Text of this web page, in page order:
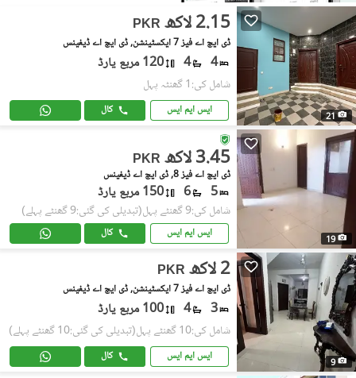
21
PKR 2.15 لاکھ
ڈی ایچ اے فیز 7 ایکسٹینشن, ڈی ایچ اے ڈیفینس
4
4 120 مربع یارڈ
شامل کی:1 گھنٹہ پہل
ایس ایم ایس کال
19
PKR 3.45 لاکھ
ڈی ایچ اے فیز 8, ڈی ایچ اے ڈیفینس
5
6 150 مربع یارڈ
شامل کی:9 گھنٹے پہل (تبدیلی کی گئی:9 گھنٹے پہلے)
ایس ایم ایس کال
9
PKR 2 لاکھ
ڈی ایچ اے فیز 7 ایکسٹینشن, ڈی ایچ اے ڈیفینس
3
4 100 مربع یارڈ
شامل کی:10 گھنٹے پہل (تبدیلی کی گئی:10 گھنٹے پہلے)
ایس ایم ایس کال